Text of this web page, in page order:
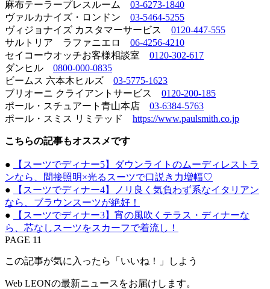
麻布テーラープレスルーム 03-6273-1840
ヴァルカナイズ・ロンドン 03-5464-5255
ヴィジョナイズ カスタマーサービス 0120-447-555
サルトリア ラファニエロ 06-4256-4210
セイコーウオッチお客様相談室 0120-302-617
ダンヒル 0800-000-0835
ビームス 六本木ヒルズ 03-5775-1623
ブリオーニ クライアントサービス 0120-200-185
ポール・スチュアート青山本店 03-6384-5763
ポール・スミス リミテッド https://www.paulsmith.co.jp
こちらの記事もオススメです
●
【スーツでディナー5】ダウンライトのムーディレストラ
ンなら、間接照明×光るスーツで口説き力増幅♡
●
【スーツでディナー4】ノリ良く気負わず系なイタリアン
なら、ブラウンスーツが絶好！
●
【スーツでディナー3】宵の風吹くテラス・ディナーな
ら、芯なしスーツをスカーフで着流し！
PAGE 11
この記事が気に入ったら「いいね！」しよう
Web LEONの最新ニュースをお届けします。